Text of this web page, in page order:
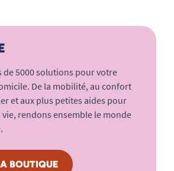
de 5000 solutions pour votre
De la mobilité, au confort
et aux plus petites aides pour
rendons ensemble le monde
BOUTIQUE